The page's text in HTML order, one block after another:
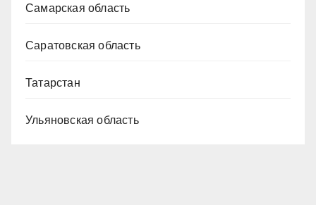
Самарская область
Саратовская область
Татарстан
Ульяновская область